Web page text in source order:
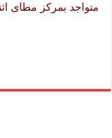
متواجد بمركز مطاى